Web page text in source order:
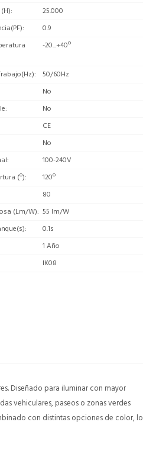
25.000
0.9
-20...+40º
50/60Hz
No
No
CE
No
100-240V
(º)
120º
80
(Lm/W) 55 lm/W
0.1s
1 Año
IK08
Diseñado para iluminar con mayor
vehiculares, paseos o zonas verdes
con distintas opciones de color, lo